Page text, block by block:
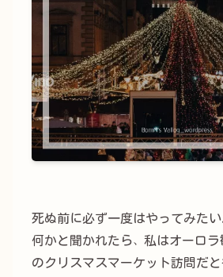
死ぬ前に必ず一度はやってみた
何かと聞かれたら、私はオーロ
のクリスマスマーケット訪問だ